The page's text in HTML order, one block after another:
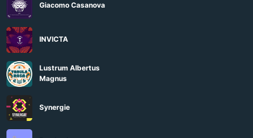
Giacomo Casanova
INVICTA
Lustrum Albertus
Magnus
Synergie